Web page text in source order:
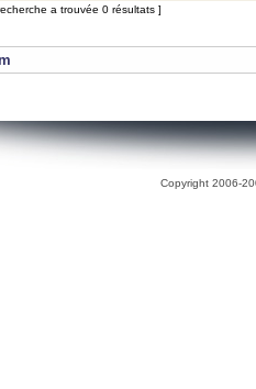
a trouvée 0 résultats ]
Copyright 2006-